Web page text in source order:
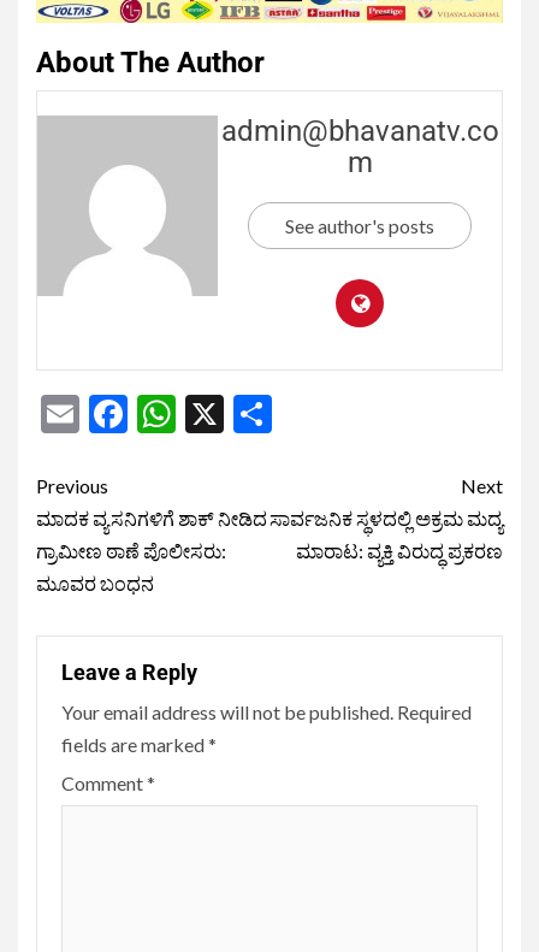
About The Author
admin@bhavanatv.co
m
See author's posts
EmailFacebook
WhatsApp
X
Previous
ಮಾದಕ ವ್ಯಸನಿಗಳಿಗೆ ಶಾಕ್ ನೀಡಿದ
ಗ್ರಾಮೀಣ ಠಾಣೆ ಪೊಲೀಸರು:
ಮೂವರ ಬಂಧನ
Next
ಸಾರ್ವಜನಿಕ ಸ್ಥಳದಲ್ಲಿ ಅಕ್ರಮ ಮದ್ಯ
ಮಾರಾಟ: ವ್ಯಕ್ತಿ ವಿರುದ್ಧ ಪ್ರಕರಣ
Leave a Reply
Your email address will not be published. Required
fields are marked*
Comment*